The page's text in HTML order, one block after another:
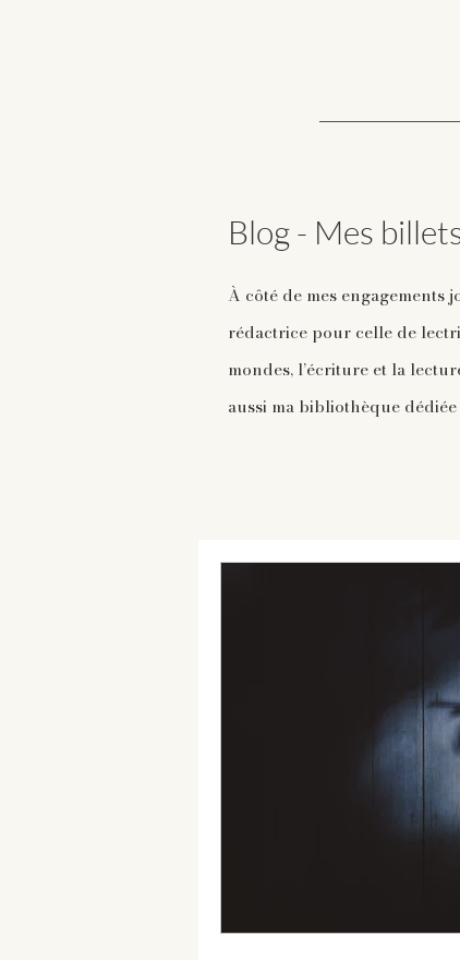
Blog - Mes
À côté de mes engagements
rédactrice pour celle de
mondes, l’écriture et la
aussi ma bibliothèque